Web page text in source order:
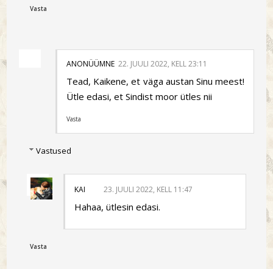
Vasta
ANONÜÜMNE 22. JUULI 2022, KELL 23:11
Tead, Kaikene, et väga austan Sinu meest!
Ütle edasi, et Sindist moor ütles nii
Vasta
Vastused
KAI 23. JUULI 2022, KELL 11:47
Hahaa, ütlesin edasi.
Vasta